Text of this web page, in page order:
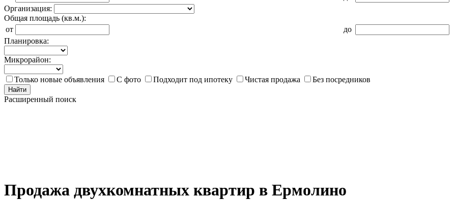
Организация:
Общая площадь (кв.м.):
от
до
Планировка:
Микрорайон:
Только новые объявления С фото Подходит под ипотеку Чистая продажа Без посредников
Найти
Расширенный поиск
Продажа двухкомнатных квартир в Ермолино